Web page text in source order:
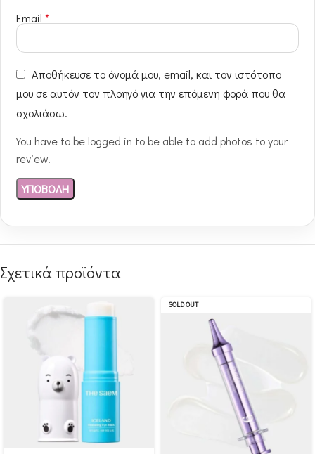
Email *
Αποθήκευσε το όνομά μου, email, και τον ιστότοπο
μου σε αυτόν τον πλοηγό για την επόμενη φορά που θα
σχολιάσω.
You have to be logged in to be able to add photos to your
review.
Σχετικά προϊόντα
SOLD OUT